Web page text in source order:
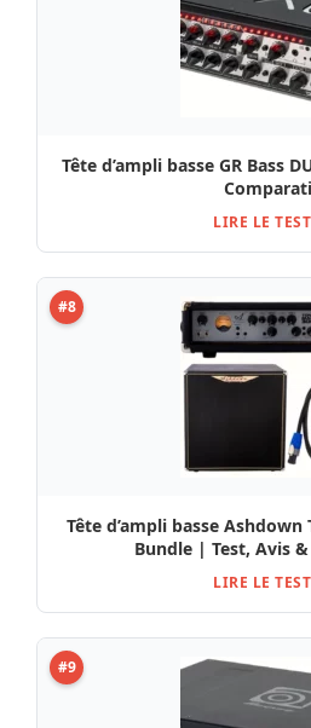
Tête d’ampli basse GR Bass
LIRE LE
#8
Tête d’ampli basse
Bundle | Test, Avis
LIRE LE
#9